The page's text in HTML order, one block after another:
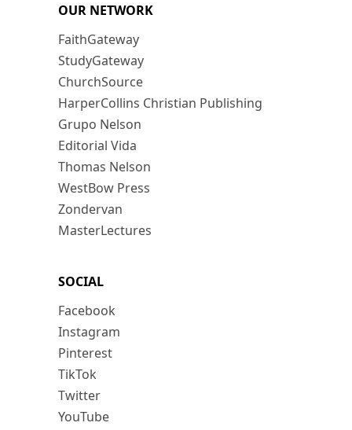
OUR NETWORK
FaithGateway
StudyGateway
ChurchSource
HarperCollins Christian Publishing
Grupo Nelson
Editorial Vida
Thomas Nelson
WestBow Press
Zondervan
MasterLectures
SOCIAL
Facebook
Instagram
Pinterest
TikTok
Twitter
YouTube